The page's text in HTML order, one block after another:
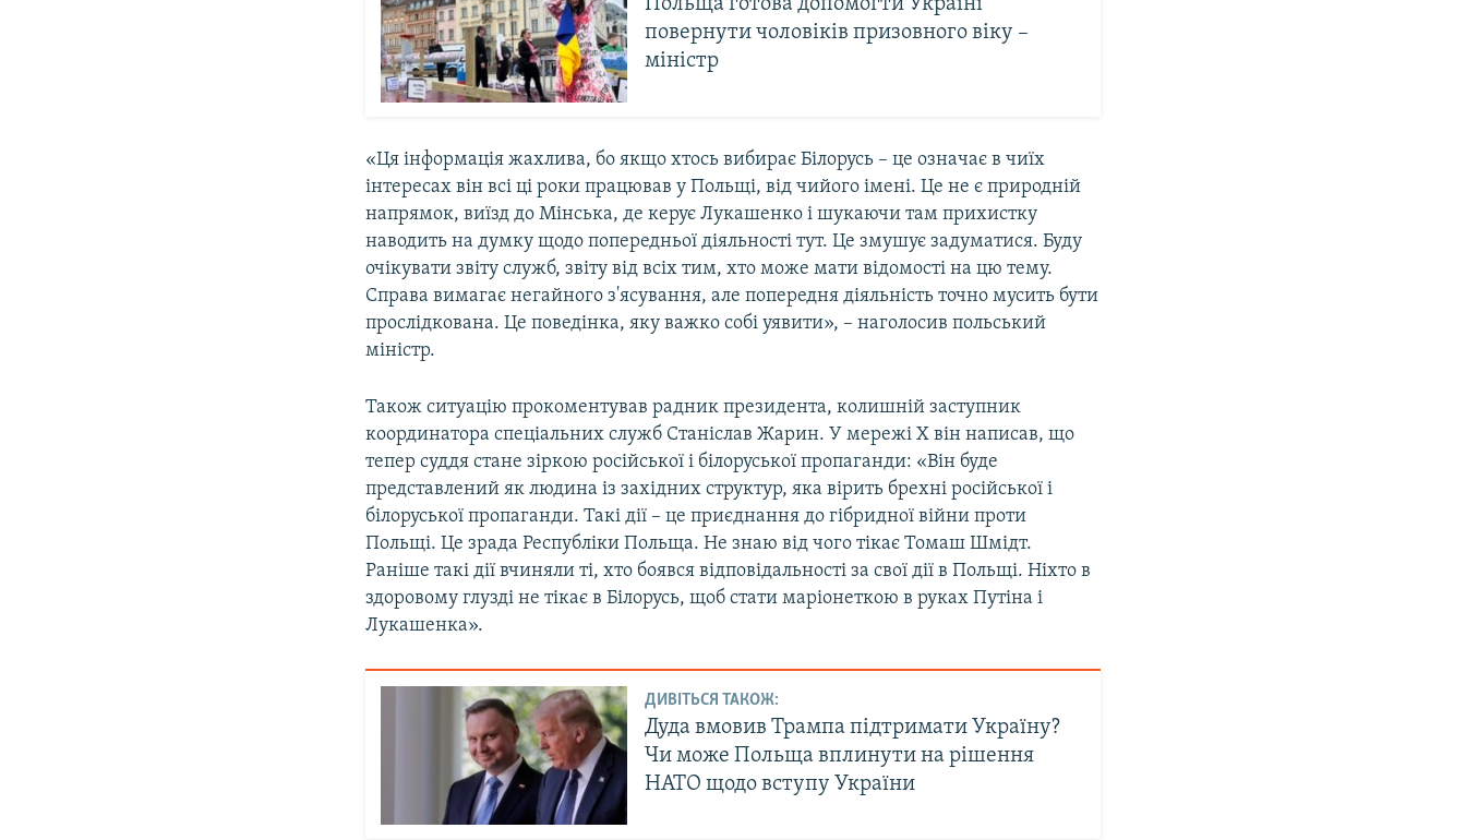
Польща готова допомогти Україні
повернути чоловіків призовного віку –
міністр
«Ця інформація жахлива, бо якщо хтось вибирає Білорусь – це означає в чиїх
інтересах він всі ці роки працював у Польщі, від чийого імені. Це не є природній
напрямок, виїзд до Мінська, де керує Лукашенко і шукаючи там прихистку
наводить на думку щодо попередньої діяльності тут. Це змушує задуматися. Буду
очікувати звіту служб, звіту від всіх тим, хто може мати відомості на цю тему.
Справа вимагає негайного з'ясування, але попередня діяльність точно мусить бути
прослідкована. Це поведінка, яку важко собі уявити», – наголосив польський
міністр.
Також ситуацію прокоментував радник президента, колишній заступник
координатора спеціальних служб Станіслав Жарин. У мережі Х він написав, що
тепер суддя стане зіркою російської і білоруської пропаганди: «Він буде
представлений як людина із західних структур, яка вірить брехні російської і
білоруської пропаганди. Такі дії – це приєднання до гібридної війни проти
Польщі. Це зрада Республіки Польща. Не знаю від чого тікає Томаш Шмідт.
Раніше такі дії вчиняли ті, хто боявся відповідальності за свої дії в Польщі. Ніхто в
здоровому глузді не тікає в Білорусь, щоб стати маріонеткою в руках Путіна і
Лукашенка».
ДИВІТЬСЯ ТАКОЖ:
Дуда вмовив Трампа підтримати Україну?
Чи може Польща вплинути на рішення
НАТО щодо вступу України